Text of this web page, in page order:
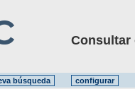
Consultar